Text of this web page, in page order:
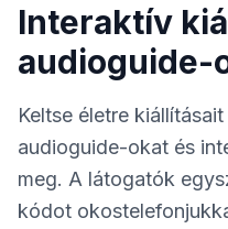
Interaktív
audioguide-
Keltse életre
audioguide-okat és
meg. A látogatók
kódot